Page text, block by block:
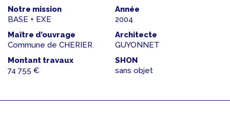
Notre mission
BASE + EXE
Année
2004
Maître d’ouvrage
Commune de CHERIER
Architecte
GUYONNET
Montant travaux
74 755 €
SHON
sans objet